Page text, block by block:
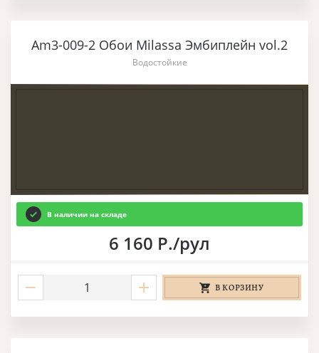
Am3-009-2 Обои Milassa Эмбиплейн vol.2
Водостойкие
В наличии на складе
6 160 Р./рул
В КОРЗИНУ